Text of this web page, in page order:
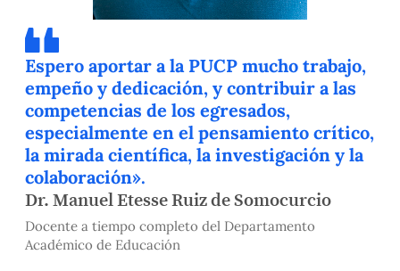
Espero aportar a la PUCP mucho trabajo,
empeño y dedicación, y contribuir a las
competencias de los egresados,
especialmente en el pensamiento crítico,
la mirada científica, la investigación y la
colaboración».
Dr. Manuel Etesse Ruiz de Somocurcio
Docente a tiempo completo del Departamento
Académico de Educación